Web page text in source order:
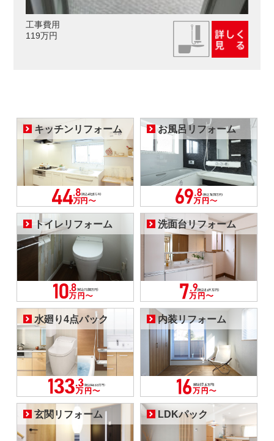
工事費用
119万円
キッチンリフォーム お風呂リフォーム
トイレリフォーム 洗面台リフォーム
水廻り4点パック 内装リフォーム
玄関リフォーム LDKパック